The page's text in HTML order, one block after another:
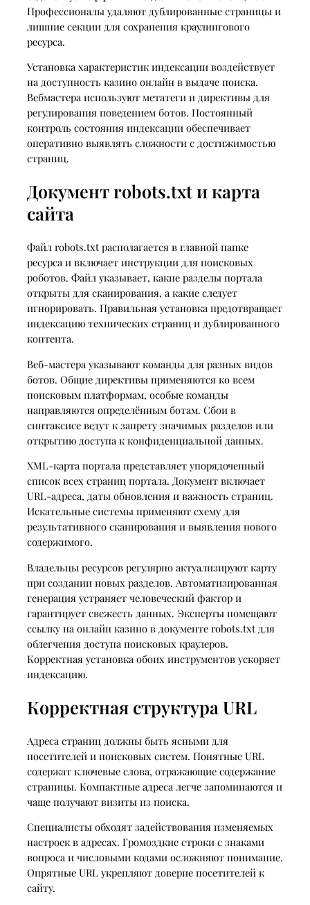
Профессионалы удаляют дублированные страницы и
лишние секции для сохранения краулингового
ресурса.
Установка характеристик индексации воздействует
на доступность казино онлайн в выдаче поиска.
Вебмастера используют метатеги и директивы для
регулирования поведением ботов. Постоянный
контроль состояния индексации обеспечивает
оперативно выявлять сложности с достижимостью
страниц.
Документ robots.txt и карта
сайта
Файл robots.txt располагается в главной папке
ресурса и включает инструкции для поисковых
роботов. Файл указывает, какие разделы портала
открыты для сканирования, а какие следует
игнорировать. Правильная установка предотвращает
индексацию технических страниц и дублированного
контента.
Веб-мастера указывают команды для разных видов
ботов. Общие директивы применяются ко всем
поисковым платформам, особые команды
направляются определённым ботам. Сбои в
синтаксисе ведут к запрету значимых разделов или
открытию доступа к конфиденциальной данных.
XML-карта портала представляет упорядоченный
список всех страниц портала. Документ включает
URL-адреса, даты обновления и важность страниц.
Искательные системы применяют схему для
результативного сканирования и выявления нового
содержимого.
Владельцы ресурсов регулярно актуализируют карту
при создании новых разделов. Автоматизированная
генерация устраняет человеческий фактор и
гарантирует свежесть данных. Эксперты помещают
ссылку на онлайн казино в документе robots.txt для
облегчения доступа поисковых краулеров.
Корректная установка обоих инструментов ускоряет
индексацию.
Корректная структура URL
Адреса страниц должны быть ясными для
посетителей и поисковых систем. Понятные URL
содержат ключевые слова, отражающие содержание
страницы. Компактные адреса легче запоминаются и
чаще получают визиты из поиска.
Специалисты обходят задействования изменяемых
настроек в адресах. Громоздкие строки с знаками
вопроса и числовыми кодами осложняют понимание.
Опрятные URL укрепляют доверие посетителей к
сайту.